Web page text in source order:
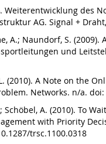
Weiterentwicklung des
AG. Signal +
A.; Naundorf, S.
und
(2010). A Note on the
Networks. n/a.
Schöbel, A. (2010). To
with Priority
trsc.1100.0318